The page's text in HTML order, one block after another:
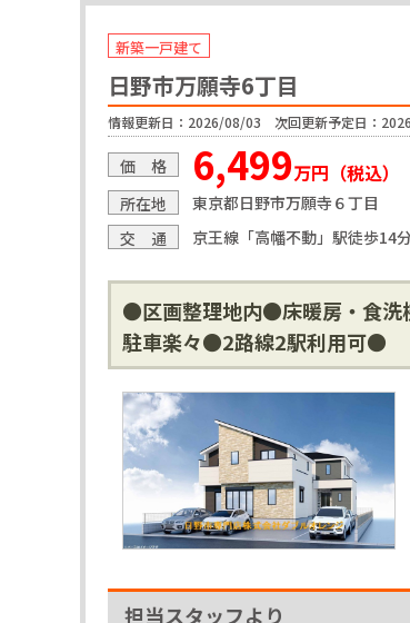
新築一戸建て
日野市万願寺6丁目
情報更新日：2026/08/03 次回更新予定日：
価 格 6,499万円（税込）
所在地
東京都日野市万願寺６丁目
交 通
京王線「高幡不動」駅徒歩14
●区画整理地内●床暖房・食洗
駐車楽々●2路線2駅利用可●
担当スタッフより